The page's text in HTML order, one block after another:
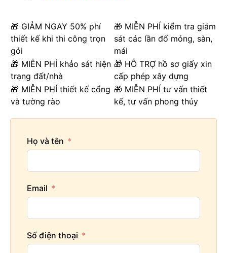
🎁 GIẢM NGAY 50% phí
thiết kế khi thi công trọn
gói
🎁 MIỄN PHÍ kiểm tra giám
sát các lần đổ móng, sàn,
mái
🎁 MIỄN PHÍ khảo sát hiện
trạng đất/nhà
🎁 HỖ TRỢ hồ sơ giấy xin
cấp phép xây dựng
🎁 MIỄN PHÍ thiết kế cổng
và tường rào
🎁 MIỄN PHÍ tư vấn thiết
kế, tư vấn phong thủy
Họ và tên
Email
Số điện thoại